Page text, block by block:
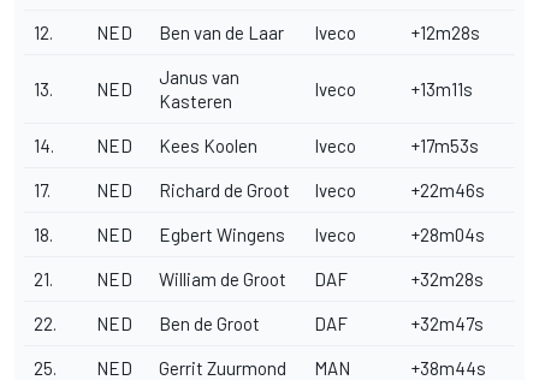
12. NED Ben van de Laar Iveco +12m28s
13. NED
Janus van
Kasteren
Iveco +13m11s
14. NED Kees Koolen Iveco +17m53s
17. NED Richard de Groot Iveco +22m46s
18. NED Egbert Wingens Iveco +28m04s
21. NED William de Groot DAF +32m28s
22. NED Ben de Groot DAF +32m47s
25. NED Gerrit Zuurmond MAN +38m44s